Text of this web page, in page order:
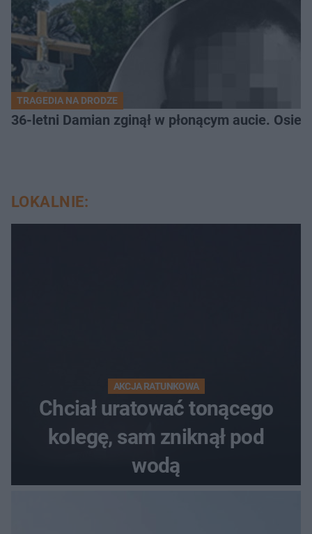
TRAGEDIA NA DRODZE
36-letni Damian zginął w płonącym aucie.
LOKALNIE:
AKCJA RATUNKOWA
Chciał uratować tonącego
kolegę, sam zniknął pod
wodą